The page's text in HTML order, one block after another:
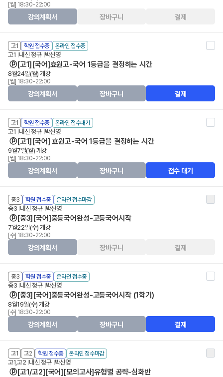
[월] 18:30-22:00
강의계획서 장바구니 결제
고1 학원 접수중 온라인 접수중
고1 내신 정규 박신영
ⓟ[고1][국어]효원고-국어 1등급을 결정하는 시간
8월24일(월) 개강
[월] 18:30-22:00
강의계획서 장바구니 결제
고1 학원 접수중 온라인 접수대기
고1 내신 정규 박신영
ⓟ[고1][국어] 효원고-국어 1등급을 결정하는 시간
9월7일(월) 개강
[월] 18:30-22:00
강의계획서 장바구니 접수 대기
중3 학원 접수중 온라인 접수마감
중3 내신 정규 박신영
ⓟ[중3][국어]중등국어완성-고등국어시작
7월22일(수) 개강
[수] 18:30-22:00
강의계획서 장바구니 결제
중3 학원 접수중 온라인 접수중
중3 내신 정규 박신영
ⓟ[중3][국어]중등국어완성-고등국어시작 (1학기)
8월19일(수) 개강
[수] 18:30-22:00
강의계획서 장바구니 결제
고1 고2 학원 접수중 온라인 접수마감
고1,고2 내신 정규 박신영
ⓟ[고1/고2][국어][모의고사]유형별 공략-심화반